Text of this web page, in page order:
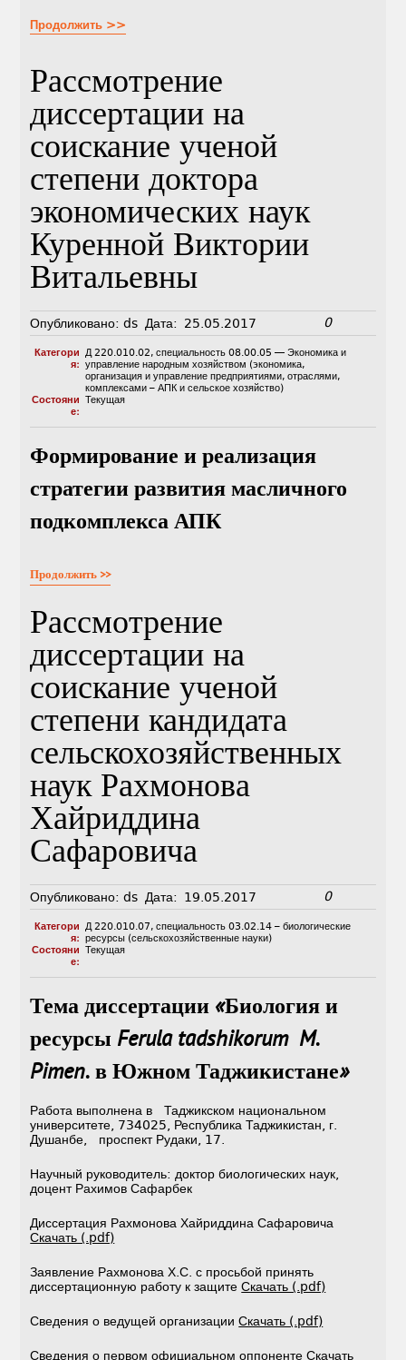
Продолжить >>
Рассмотрение
диссертации на
соискание ученой
степени доктора
экономических наук
Куренной Виктории
Витальевны
Опубликовано: ds Дата: 25.05.2017 0
Категори
я:
Д 220.010.02, специальность 08.00.05 — Экономика и
управление народным хозяйством (экономика,
организация и управление предприятиями, отраслями,
комплексами – АПК и сельское хозяйство)
Состояни
е:
Текущая
Формирование и реализация
стратегии развития масличного
подкомплекса АПК
Продолжить >>
Рассмотрение
диссертации на
соискание ученой
степени кандидата
сельскохозяйственных
наук Рахмонова
Хайриддина
Сафаровича
Опубликовано: ds Дата: 19.05.2017 0
Категори
я:
Д 220.010.07, специальность 03.02.14 – биологические
ресурсы (сельскохозяйственные науки)
Состояни
е:
Текущая
Тема диссертации «Биология и
ресурсы Ferula tadshikorumM.
Pimen. в Южном Таджикистане»
Работа выполнена в Таджикском национальном
университете, 734025, Республика Таджикистан, г.
Душанбе, проспект Рудаки, 17.
Научный руководитель: доктор биологических наук,
доцент Рахимов Сафарбек
Диссертация Рахмонова Хайриддина Сафаровича
Скачать (.pdf)
Заявление Рахмонова Х.С. с просьбой принять
диссертационную работу к защитеСкачать (.pdf)
Сведения о ведущей организацииСкачать (.pdf)
Сведения о первом официальном оппонентеСкачать